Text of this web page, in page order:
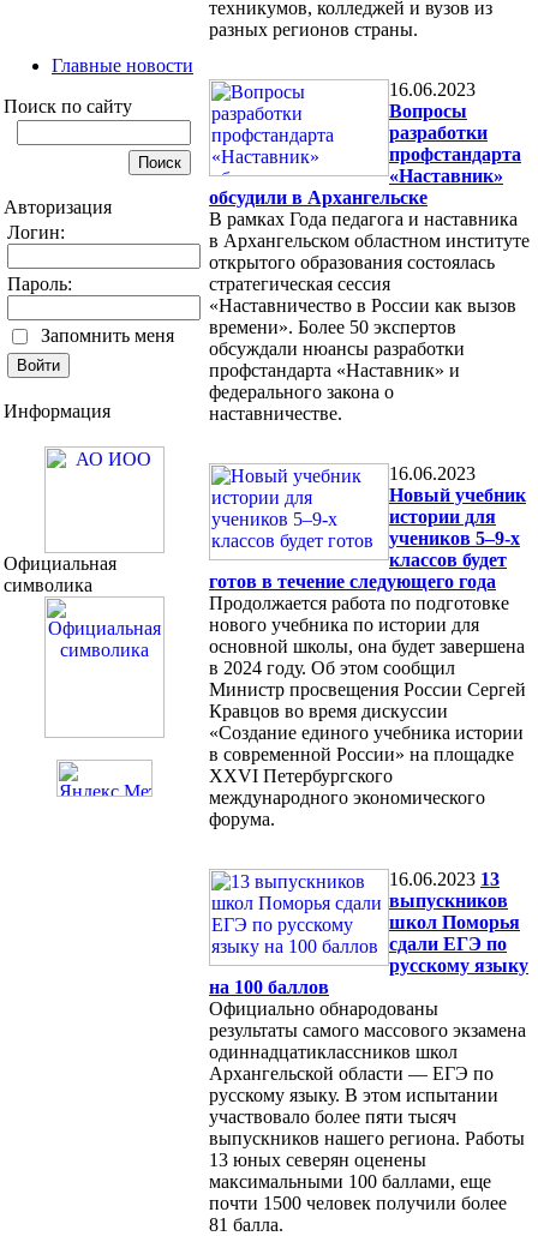
Главные новости
Поиск по сайту
Авторизация
Логин:
Пароль:
Запомнить меня
Информация
Официальная
символика
техникумов, колледжей и вузов из
разных регионов страны.
16.06.2023
Вопросы
разработки
профстандарта
«Наставник»
обсудили в Архангельске
В рамках Года педагога и наставника
в Архангельском областном институте
открытого образования состоялась
стратегическая сессия
«Наставничество в России как вызов
времени». Более 50 экспертов
обсуждали нюансы разработки
профстандарта «Наставник» и
федерального закона о
наставничестве.
16.06.2023
Новый учебник
истории для
учеников 5–9-х
классов будет
готов в течение следующего года
Продолжается работа по подготовке
нового учебника по истории для
основной школы, она будет завершена
в 2024 году. Об этом сообщил
Министр просвещения России Сергей
Кравцов во время дискуссии
«Создание единого учебника истории
в современной России» на площадке
XXVI Петербургского
международного экономического
форума.
16.06.2023 13
выпускников
школ Поморья
сдали ЕГЭ по
русскому языку
на 100 баллов
Официально обнародованы
результаты самого массового экзамена
одиннадцатиклассников школ
Архангельской области — ЕГЭ по
русскому языку. В этом испытании
участвовало более пяти тысяч
выпускников нашего региона. Работы
13 юных северян оценены
максимальными 100 баллами, еще
почти 1500 человек получили более
81 балла.